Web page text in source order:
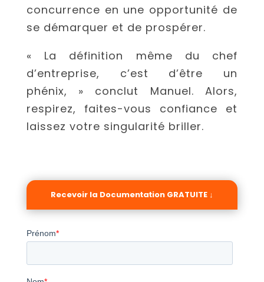
concurrence en une opportunité de
se démarquer et de prospérer.
« La définition même du chef
d’entreprise, c’est d’être un
phénix, » conclut Manuel. Alors,
respirez, faites-vous confiance et
laissez votre singularité briller.
Recevoir la Documentation GRATUITE ↓